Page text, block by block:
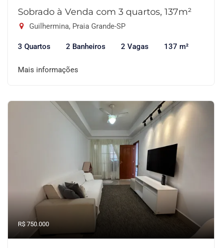
Sobrado à Venda com 3 quartos, 137m²
Guilhermina, Praia Grande-SP
3 Quartos 2 Banheiros 2 Vagas 137 m²
Mais informações
R$ 750.000